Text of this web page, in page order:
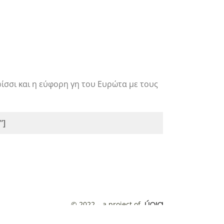
και η εύφορη γη του Ευρώτα με τους
© 2022 – a project of ύρια